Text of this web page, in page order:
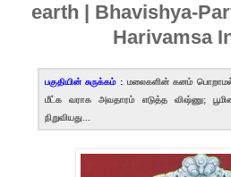
earth | Bhavishya-
Harivamsa
பகுதியின் சுருக்கம் : மலைகளின் கனம் பொறாமல்
மீட்க வராக அவதாரம் எடுத்த விஷ்ணு;
நிறுவியது...